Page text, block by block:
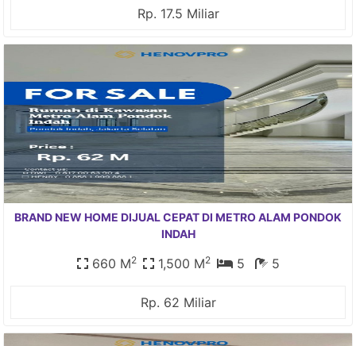
Rp. 17.5 Miliar
BRAND NEW HOME DIJUAL CEPAT DI METRO ALAM PONDOK
INDAH
660 M2 1,500 M2 5 5
Rp. 62 Miliar